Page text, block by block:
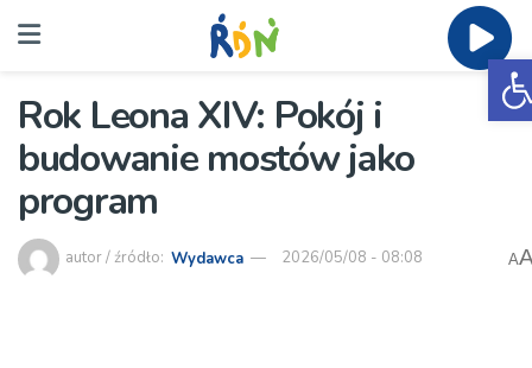
Rok Leona XIV: Pokój i
budowanie mostów jako
program
autor / źródło: Wydawca 2026/05/08 - 08:08 A